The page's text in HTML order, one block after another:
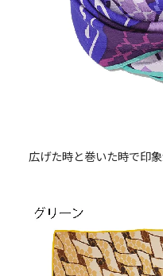
広げた時と巻いた時で印